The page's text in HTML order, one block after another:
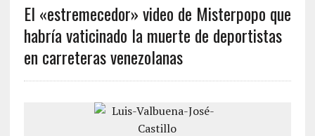
El «estremecedor» video de Misterpopo que
habría vaticinado la muerte de deportistas
en carreteras venezolanas